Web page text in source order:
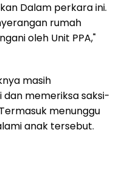
Dalam perkara ini.
rumah
oleh Unit PPA,"
masih
memeriksa saksi-
menunggu
anak tersebut.